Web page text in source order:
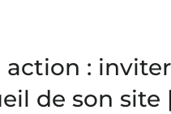
action :
de son site